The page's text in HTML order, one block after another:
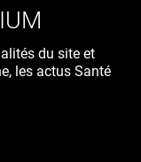
du site et
les actus Santé